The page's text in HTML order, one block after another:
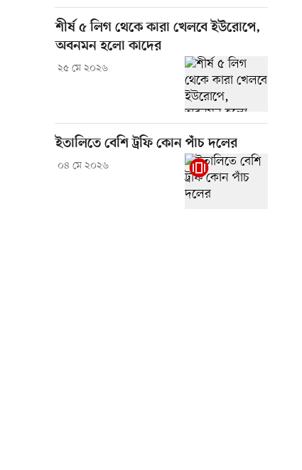
শীর্ষ ৫ লিগ থেকে কারা খেলবে ইউরোপে,
অবনমন হলো কাদের
২৫ মে ২০২৬
ইতালিতে বেশি ট্রফি কোন পাঁচ দলের
০৪ মে ২০২৬